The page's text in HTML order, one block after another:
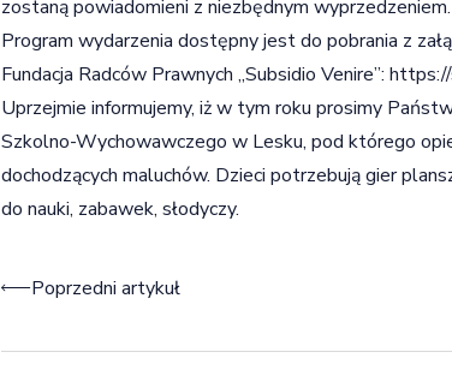
zostaną powiadomieni z niezbędnym wyprzedzeniem.
Program wydarzenia dostępny jest do pobrania z
Fundacja Radców Prawnych „Subsidio Venire”:
Uprzejmie informujemy, iż w tym roku prosimy
Szkolno-Wychowawczego w Lesku, pod którego
dochodzących maluchów. Dzieci potrzebują gier
do nauki, zabawek, słodyczy.
Nawigacja wpisu
Poprzedni artykuł